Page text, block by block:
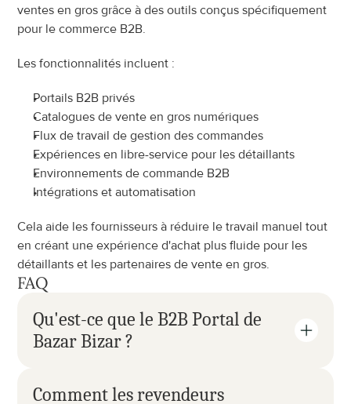
ventes en gros grâce à des outils conçus spécifiquement
pour le commerce B2B.
Les fonctionnalités incluent :
Portails B2B privés
Catalogues de vente en gros numériques
Flux de travail de gestion des commandes
Expériences en libre-service pour les détaillants
Environnements de commande B2B
Intégrations et automatisation
Cela aide les fournisseurs à réduire le travail manuel tout
en créant une expérience d'achat plus fluide pour les
détaillants et les partenaires de vente en gros.
FAQ
Qu'est-ce que le B2B Portal de
Bazar Bizar ?
Comment les revendeurs